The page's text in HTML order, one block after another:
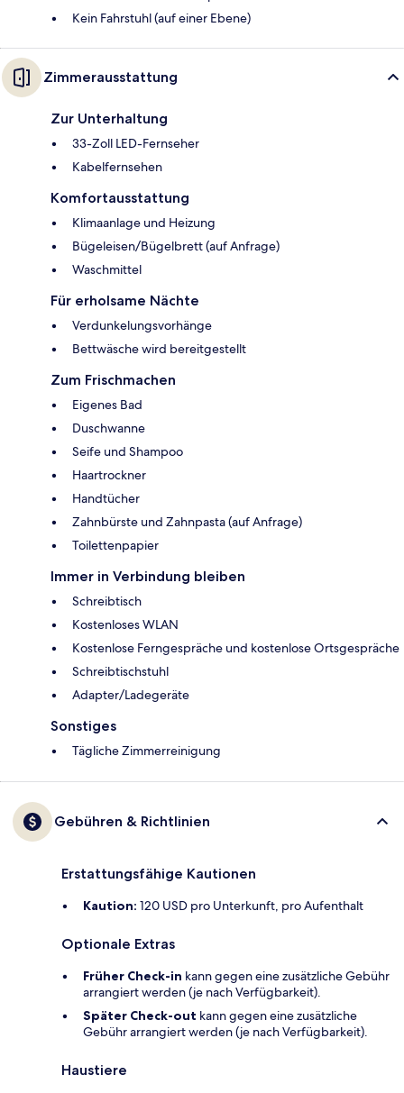
Kein Fahrstuhl (auf einer Ebene)
Zimmerausstattung
Zur Unterhaltung
33-Zoll LED-Fernseher
Kabelfernsehen
Komfortausstattung
Klimaanlage und Heizung
Bügeleisen/Bügelbrett (auf Anfrage)
Waschmittel
Für erholsame Nächte
Verdunkelungsvorhänge
Bettwäsche wird bereitgestellt
Zum Frischmachen
Eigenes Bad
Duschwanne
Seife und Shampoo
Haartrockner
Handtücher
Zahnbürste und Zahnpasta (auf Anfrage)
Toilettenpapier
Immer in Verbindung bleiben
Schreibtisch
Kostenloses WLAN
Kostenlose Ferngespräche und kostenlose Ortsgespräche
Schreibtischstuhl
Adapter/Ladegeräte
Sonstiges
Tägliche Zimmerreinigung
Gebühren & Richtlinien
Erstattungsfähige Kautionen
Kaution: 120 USD pro Unterkunft, pro Aufenthalt
Optionale Extras
Früher Check-in kann gegen eine zusätzliche Gebühr
arrangiert werden (je nach Verfügbarkeit).
Später Check-out kann gegen eine zusätzliche
Gebühr arrangiert werden (je nach Verfügbarkeit).
Haustiere